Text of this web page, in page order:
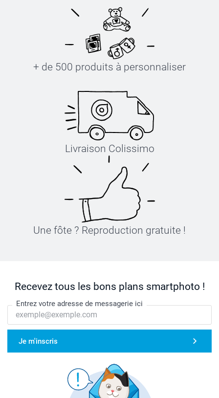
+ de 500 produits à personnaliser
Livraison Colissimo
Une fôte ? Reproduction gratuite !
Recevez tous les bons plans smartphoto !
Entrez votre adresse de messagerie ici
Je m'inscris